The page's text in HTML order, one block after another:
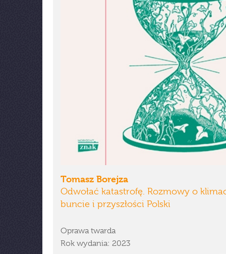
Tomasz Borejza
Odwołać katastrofę. Rozmowy o
buncie i przyszłości Polski
Oprawa twarda
Rok wydania: 2023